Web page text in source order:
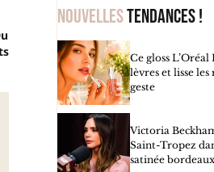
Nouvellestendances !
Ce gloss
lèvres et lisse
geste
Victoria
Saint-Tropez
satinée